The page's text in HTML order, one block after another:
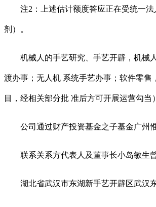
注2：上述估计额度答应正在受统一法
剂）。
机械人的手艺研究、手艺开辟，机械人
渡办事；无人机 系统手艺办事；软件零
目，经相关部分批 准后方可开展运营勾当
公司通过财产投资基金之子基金广州惟
联系关系方代表人及董事长小岛敏生曾
湖北省武汉市东湖新手艺开辟区武汉东